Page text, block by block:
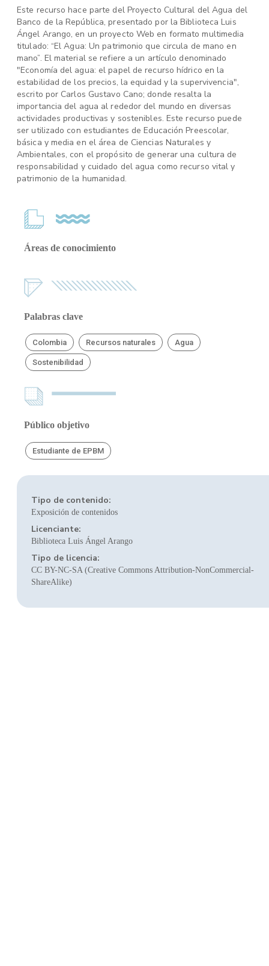
Este recurso hace parte del Proyecto Cultural del Agua del
Banco de la República, presentado por la Biblioteca Luis
Ángel Arango, en un proyecto Web en formato multimedia
titulado: “El Agua: Un patrimonio que circula de mano en
mano”. El material se refiere a un artículo denominado
"Economía del agua: el papel de recurso hídrico en la
estabilidad de los precios, la equidad y la supervivencia",
escrito por Carlos Gustavo Cano; donde resalta la
importancia del agua al rededor del mundo en diversas
actividades productivas y sostenibles. Este recurso puede
ser utilizado con estudiantes de Educación Preescolar,
básica y media en el área de Ciencias Naturales y
Ambientales, con el propósito de generar una cultura de
responsabilidad y cuidado del agua como recurso vital y
patrimonio de la humanidad.
Áreas de conocimiento
Palabras clave
Colombia Recursos naturales Agua
Sostenibilidad
Público objetivo
Estudiante de EPBM
Tipo de contenido:
Exposición de contenidos
Licenciante:
Biblioteca Luis Ángel Arango
Tipo de licencia:
CC BY-NC-SA (Creative Commons Attribution-NonCommercial-
ShareAlike)